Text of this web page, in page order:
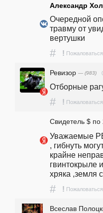
Александр
Очередной
травму от
вертушки
# ! Пожаловаться
Ревизор — (983)
Отборные
# ! Пожаловаться
Свидетель $ по
Уважаемые
, гибнуть
крайне
гвинтокрыле
хряка ,земля
# ! Пожаловаться
Всеслав